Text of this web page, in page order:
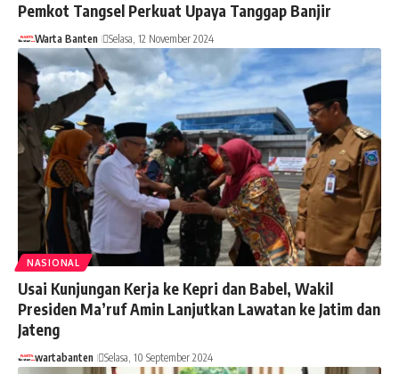
Pemkot Tangsel Perkuat Upaya Tanggap Banjir
Warta Banten Selasa, 12 November 2024
NASIONAL
Usai Kunjungan Kerja ke Kepri dan Babel, Wakil
Presiden Ma’ruf Amin Lanjutkan Lawatan ke Jatim dan
Jateng
wartabanten Selasa, 10 September 2024